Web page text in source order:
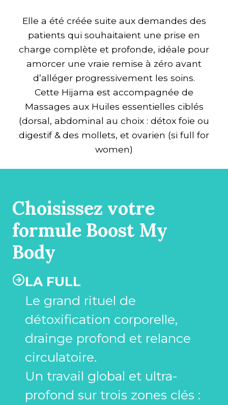
Elle a été créée suite aux demandes des
patients qui souhaitaient une prise en
charge complète et profonde, idéale pour
amorcer une vraie remise à zéro avant
d’alléger progressivement les soins.
Cette Hijama est accompagnée de
Massages aux Huiles essentielles ciblés
(dorsal, abdominal au choix : détox foie ou
digestif & des mollets, et ovarien (si full for
women)
Choisissez votre
formule Boost My
Body
LA FULL
Le grand rituel de
détoxification corporelle,
drainge profond et relance
circulatoire.
Un travail global et ultra-
profond sur trois zones clés :